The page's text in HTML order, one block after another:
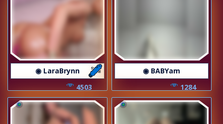
◉ LaraBrynn
4503
◉ BABYam
1284